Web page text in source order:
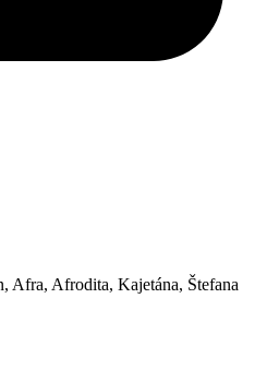
Afra, Afrodita, Kajetána, Štefana